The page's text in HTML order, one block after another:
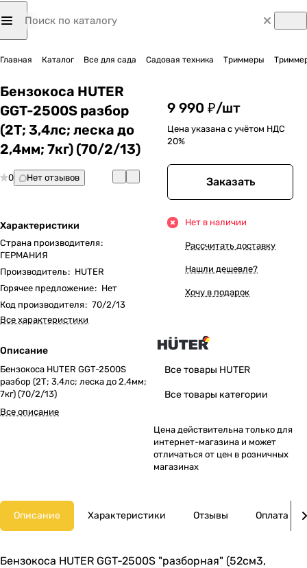
Главная Каталог Все для сада Садовая техника Триммеры
Бензокоса HUTER
GGT-2500S разбор
(2Т; 3,4лс; леска до
2,4мм; 7кг) (70/2/13)
0 Нет отзывов
Характеристики
Страна производителя:
ГЕРМАНИЯ
Производитель: HUTER
Горячее предложение: Нет
Код производителя: 70/2/13
Все характеристики
Описание
Бензокоса HUTER GGT-2500S
разбор (2Т; 3,4лс; леска до 2,4мм;
7кг) (70/2/13)
Все описание
9 990 ₽/шт
Цена указана с учётом НДС
20%
Заказать
Нет в наличии
Рассчитать доставку
Нашли дешевле?
Хочу в подарок
Все товары HUTER
Все товары категории
Цена действительна только для
интернет-магазина и может
отличаться от цен в розничных
магазинах
Описание Характеристики Отзывы Оплата
Бензокоса HUTER GGT-2500S "разборная" (52см3,